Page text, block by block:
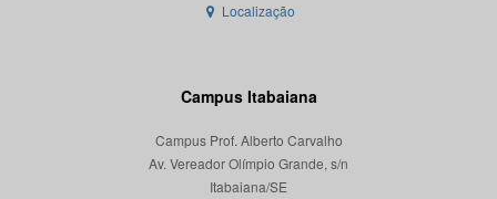
Localização
Campus Itabaiana
Campus Prof. Alberto Carvalho
Av. Vereador Olímpio Grande, s/n
Itabaiana/SE